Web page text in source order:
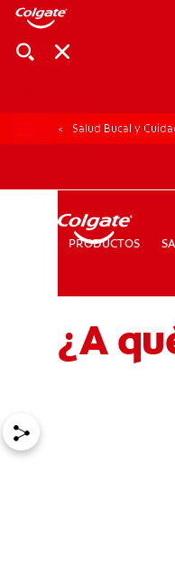
PRODUCTOS
PARA PROFESIONALES
PRODUCTOS
Salud Bucal y
¿A